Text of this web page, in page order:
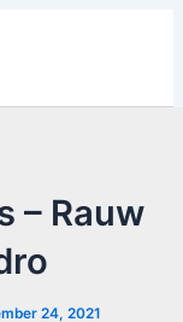
– Rauw
24, 2021